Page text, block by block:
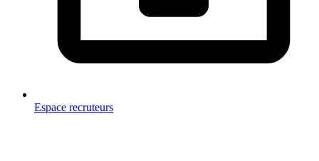
Espace recruteurs